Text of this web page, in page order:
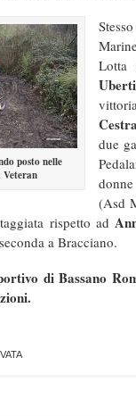
posto nelle
Veteran
Lotta
Cestra
due
(Asd
rispetto ad
a Bracciano.
di Bassano